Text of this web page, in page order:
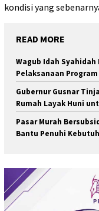
kondisi yang
READ MORE
Wagub Idah
Pelaksanaan Program
Gubernur Gusnar
Rumah Layak Huni
Pasar Murah
Bantu Penuhi